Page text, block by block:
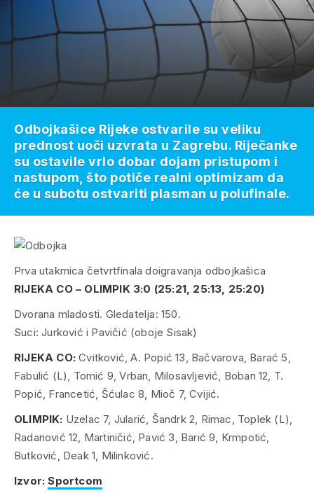
Prva utakmica četvrtfinala doigravanja odbojkašica
RIJEKA CO – OLIMPIK 3:0 (25:21, 25:13, 25:20)
Dvorana mladosti. Gledatelja: 150.
Suci: Jurković i Pavičić (oboje Sisak)
RIJEKA CO: Cvitković, A. Popić 13, Bačvarova, Barać 5,
Fabulić (L), Tomić 9, Vrban, Milosavljević, Boban 12, T.
Popić, Francetić, Šćulac 8, Mioč 7, Cvijić.
OLIMPIK: Uzelac 7, Jularić, Šandrk 2, Rimac, Toplek (L),
Radanović 12, Martiničić, Pavić 3, Barić 9, Krmpotić,
Butković, Deak 1, Milinković.
Izvor: Sportcom
Odbojkašice Rijeke ostvarile su veliku
prednost uoči uzvrata u Zagrebu. Riječanke
su ostavile vrlo dobar dojam pristupom i
nastupom, što potiče realni optimizam da
će u subotu ostvariti plasman u polufinale.